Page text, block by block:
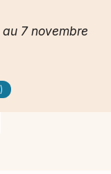
7 novembre